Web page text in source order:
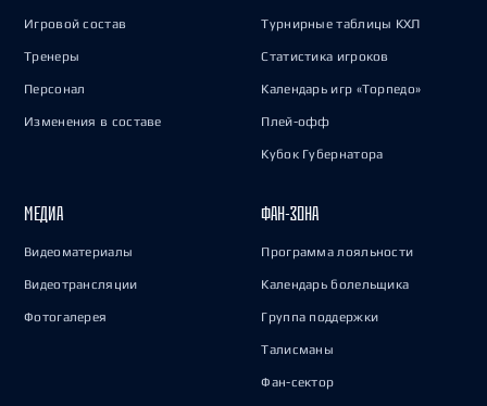
Игровой состав
Тренеры
Персонал
Изменения в составе
Турнирные таблицы КХЛ
Статистика игроков
Календарь игр «Торпедо»
Плей-офф
Кубок Губернатора
МЕДИА
Видеоматериалы
Видеотрансляции
Фотогалерея
ФАН-ЗОНА
Программа лояльности
Календарь болельщика
Группа поддержки
Талисманы
Фан-сектор